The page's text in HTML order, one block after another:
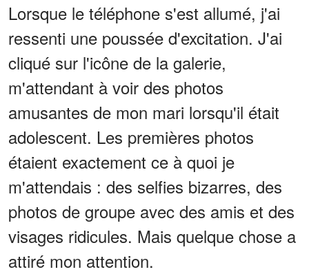
Lorsque le téléphone s'est allumé, j'ai
ressenti une poussée d'excitation. J'ai
cliqué sur l'icône de la galerie,
m'attendant à voir des photos
amusantes de mon mari lorsqu'il était
adolescent. Les premières photos
étaient exactement ce à quoi je
m'attendais : des selfies bizarres, des
photos de groupe avec des amis et des
visages ridicules. Mais quelque chose a
attiré mon attention.